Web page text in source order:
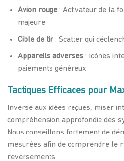
Avion rouge: Activateur de la
majeure
Cible de tir: Scatter qui
Appareils adverses: Icônes
paiements généreux
Tactiques Efficaces pour
Inverse aux idées reçues, miser
compréhension approfondie des
Nous conseillons fortement de
mesurées afin de comprendre le
reversements.